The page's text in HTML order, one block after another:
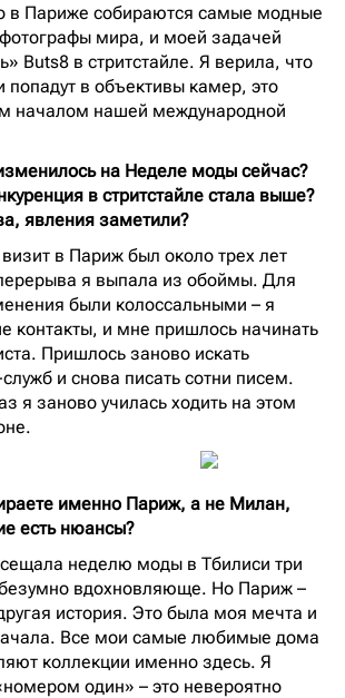
в Париже собираются самые модные
мира, и моей задачей
Buts8 в стритстайле. Я верила, что
в объективы камер, это
началом нашей международной
на Неделе моды сейчас?
в стритстайле стала выше?
явления заметили?
в Париж был около трех лет
я выпала из обоймы. Для
были колоссальными – я
контакты, и мне пришлось начинать
Пришлось заново искать
и снова писать сотни писем.
я заново училась ходить на этом
именно Париж, а не Милан,
есть нюансы?
неделю моды в Тбилиси три
вдохновляюще. Но Париж –
история. Это была моя мечта и
Все мои самые любимые дома
коллекции именно здесь. Я
один» – это невероятно